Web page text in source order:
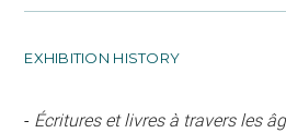
EXHIBITION HISTORY
- Écritures et livres à travers les